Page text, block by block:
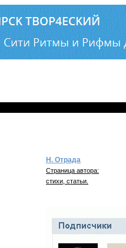
Н. Отрада
Страница автора:
стихи, статьи.